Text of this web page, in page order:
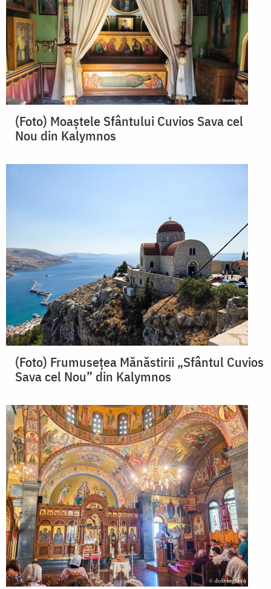
(Foto) Moaștele Sfântului Cuvios Sava cel
Nou din Kalymnos
(Foto) Frumusețea Mănăstirii „Sfântul Cuvios
Sava cel Nou” din Kalymnos